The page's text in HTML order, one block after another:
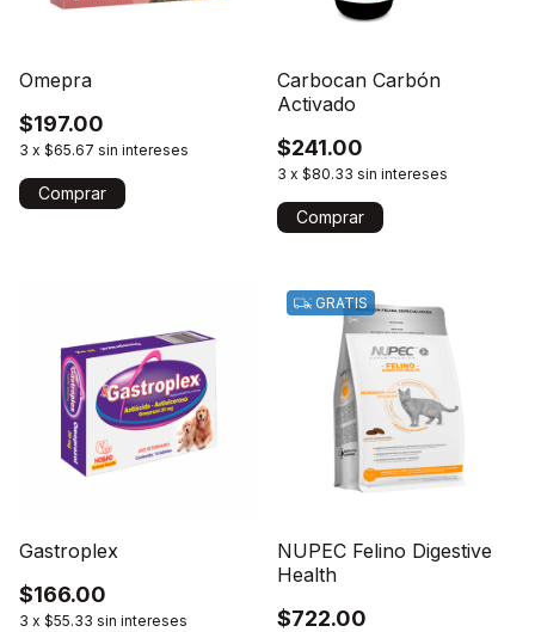
Omepra
$197.00
3 x $65.67 sin intereses
Carbocan Carbón
Activado
$241.00
3 x $80.33 sin intereses
Gastroplex
$166.00
3 x $55.33 sin intereses
GRATIS
NUPEC Felino Digestive
Health
$722.00